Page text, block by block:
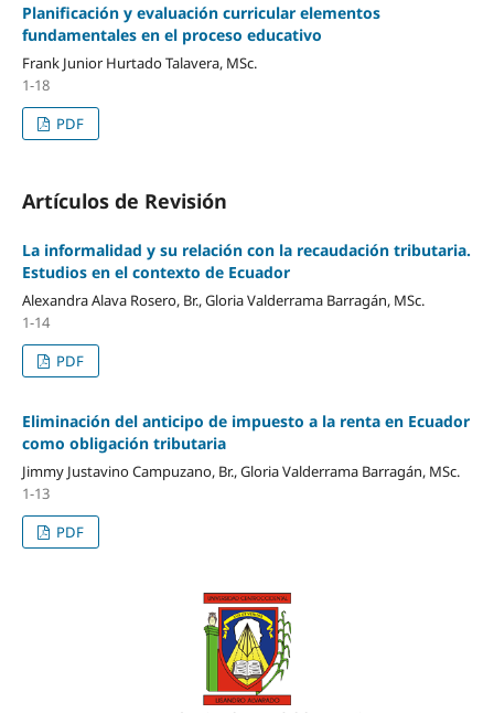
Planificación y evaluación curricular elementos
fundamentales en el proceso educativo
Frank Junior Hurtado Talavera, MSc.
1-18
PDF
Artículos de Revisión
La informalidad y su relación con la recaudación tributaria.
Estudios en el contexto de Ecuador
Alexandra Alava Rosero, Br., Gloria Valderrama Barragán, MSc.
1-14
PDF
Eliminación del anticipo de impuesto a la renta en Ecuador
como obligación tributaria
Jimmy Justavino Campuzano, Br., Gloria Valderrama Barragán, MSc.
1-13
PDF